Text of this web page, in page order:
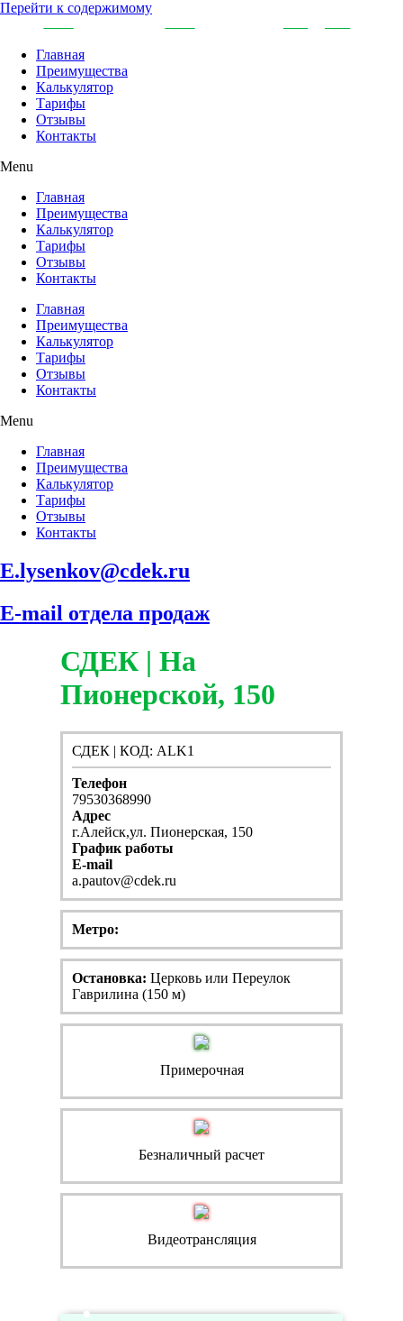
Перейти к содержимому
Главная
Преимущества
Калькулятор
Тарифы
Отзывы
Контакты
Menu
Главная
Преимущества
Калькулятор
Тарифы
Отзывы
Контакты
Главная
Преимущества
Калькулятор
Тарифы
Отзывы
Контакты
Menu
Главная
Преимущества
Калькулятор
Тарифы
Отзывы
Контакты
E.lysenkov@cdek.ru
E-mail отдела продаж
СДЕК | На
Пионерской, 150
СДЕК | КОД: ALK1
Телефон
79530368990
Адрес
г.Алейск,ул. Пионерская, 150
График работы
E-mail
a.pautov@cdek.ru
Метро:
Остановка: Церковь или Переулок
Гаврилина (150 м)
Примерочная
Безналичный расчет
Видеотрансляция